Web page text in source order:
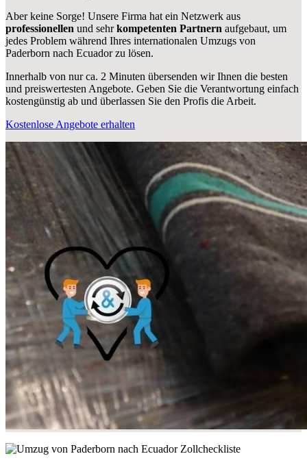
Aber keine Sorge! Unsere Firma hat ein Netzwerk aus
professionellen und sehrkompetenten Partnern aufgebaut, um
jedes Problem während Ihres internationalen Umzugs von
Paderborn nach Ecuador zu lösen.
Innerhalb von nur ca. 2 Minuten übersenden wir Ihnen die besten
und preiswertesten Angebote. Geben Sie die Verantwortung einfach
kostengünstig ab und überlassen Sie den Profis die Arbeit.
Kostenlose Angebote erhalten